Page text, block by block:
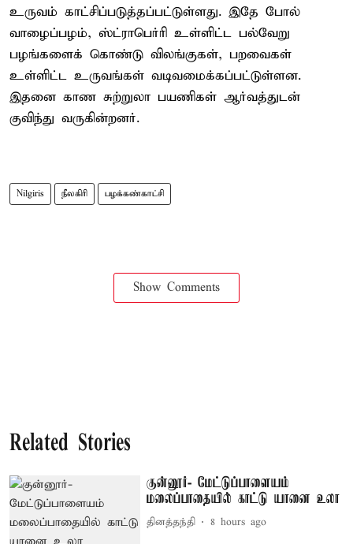
உருவம் காட்சிப்படுத்தப்பட்டுள்ளது. இதே போல்
வாழைப்பழம், ஸ்ட்ராபெர்ரி உள்ளிட்ட பல்வேறு
பழங்களைக் கொண்டு விலங்குகள், பறவைகள்
உள்ளிட்ட உருவங்கள் வடிவமைக்கப்பட்டுள்ளன.
இதனை காண சுற்றுலா பயணிகள் ஆர்வத்துடன்
குவிந்து வருகின்றனர்.
Nilgiris நீலகிரி பழக்கண்காட்சி
Show Comments
Related Stories
குன்னூர்- மேட்டுப்பாளையம்
மலைப்பாதையில் காட்டு யானை உலா
தினத்தந்தி 8 hours ago